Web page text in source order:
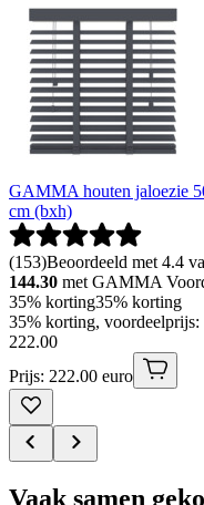
GAMMA houten jaloezie
cm (bxh)
(153)Beoordeeld met 4.4
144.30 met GAMMA
35% korting35% korting
35% korting,
222.00
Prijs: 222.00 euro
Vaak samen